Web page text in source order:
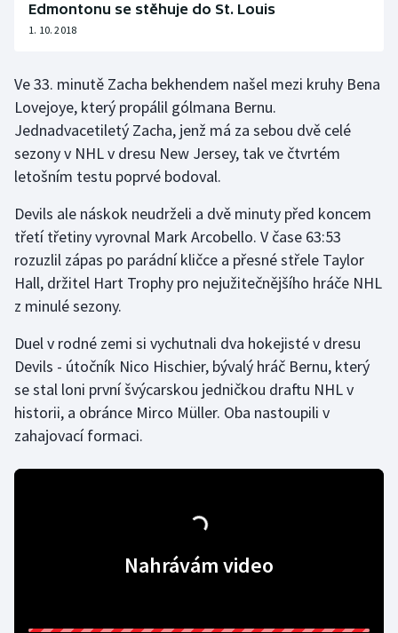
Olympijské hry
Plavání
Plážový volejbal
Ragby
Rychlobruslení
Rychlostní kanoistika
Short track
Sportovní střelba
Stolní tenis
Triatlon
Edmontonu se stěhuje do St. Louis
1. 10. 2018
Ve 33. minutě Zacha bekhendem našel mezi kruhy Bena
Lovejoye, který propálil gólmana Bernu.
Jednadvacetiletý Zacha, jenž má za sebou dvě celé
sezony v NHL v dresu New Jersey, tak ve čtvrtém
letošním testu poprvé bodoval.
Devils ale náskok neudrželi a dvě minuty před koncem
třetí třetiny vyrovnal Mark Arcobello. V čase 63:53
rozuzlil zápas po parádní kličce a přesné střele Taylor
Hall, držitel Hart Trophy pro nejužitečnějšího hráče NHL
z minulé sezony.
Duel v rodné zemi si vychutnali dva hokejisté v dresu
Devils - útočník Nico Hischier, bývalý hráč Bernu, který
se stal loni první švýcarskou jedničkou draftu NHL v
historii, a obránce Mirco Müller. Oba nastoupili v
zahajovací formaci.
Nahrávám video